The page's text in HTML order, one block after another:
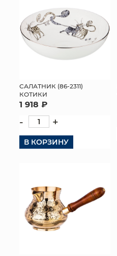
САЛАТНИК (86-2311)
КОТИКИ
1 918 ₽
- +
В КОРЗИНУ